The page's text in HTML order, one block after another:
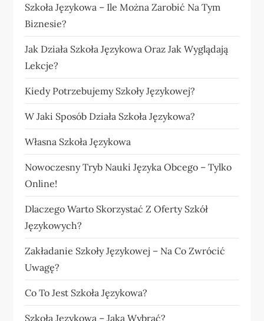
Szkoła Językowa – Ile Można Zarobić Na Tym
Biznesie?
Jak Działa Szkoła Językowa Oraz Jak Wyglądają
Lekcje?
Kiedy Potrzebujemy Szkoły Językowej?
W Jaki Sposób Działa Szkoła Językowa?
Własna Szkoła Językowa
Nowoczesny Tryb Nauki Języka Obcego – Tylko
Online!
Dlaczego Warto Skorzystać Z Oferty Szkół
Językowych?
Zakładanie Szkoły Językowej – Na Co Zwrócić
Uwagę?
Co To Jest Szkoła Językowa?
Szkoła Językowa – Jaką Wybrać?